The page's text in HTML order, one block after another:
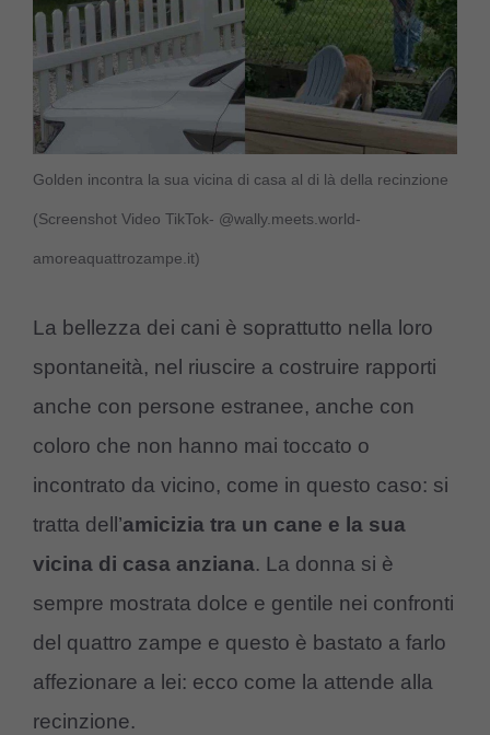
Golden incontra la sua vicina di casa al di là della recinzione
(Screenshot Video TikTok- @wally.meets.world-
amoreaquattrozampe.it)
La bellezza dei cani è soprattutto nella loro
spontaneità, nel riuscire a costruire rapporti
anche con persone estranee, anche con
coloro che non hanno mai toccato o
incontrato da vicino, come in questo caso: si
tratta dell’amicizia tra un cane e la sua
vicina di casa anziana. La donna si è
sempre mostrata dolce e gentile nei confronti
del quattro zampe e questo è bastato a farlo
affezionare a lei: ecco come la attende alla
recinzione.